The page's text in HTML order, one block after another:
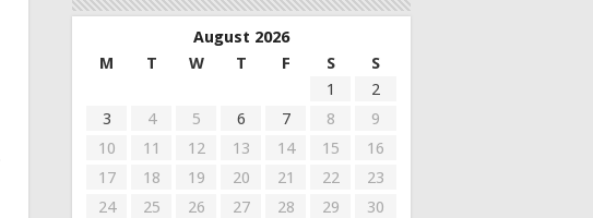
August 2026
M
T W T F S
S
1
2
3
4 5 6 7 8
9
10
11 12 13 14 15
16
17
18 19 20 21 22
23
24
25 26 27 28 29
30